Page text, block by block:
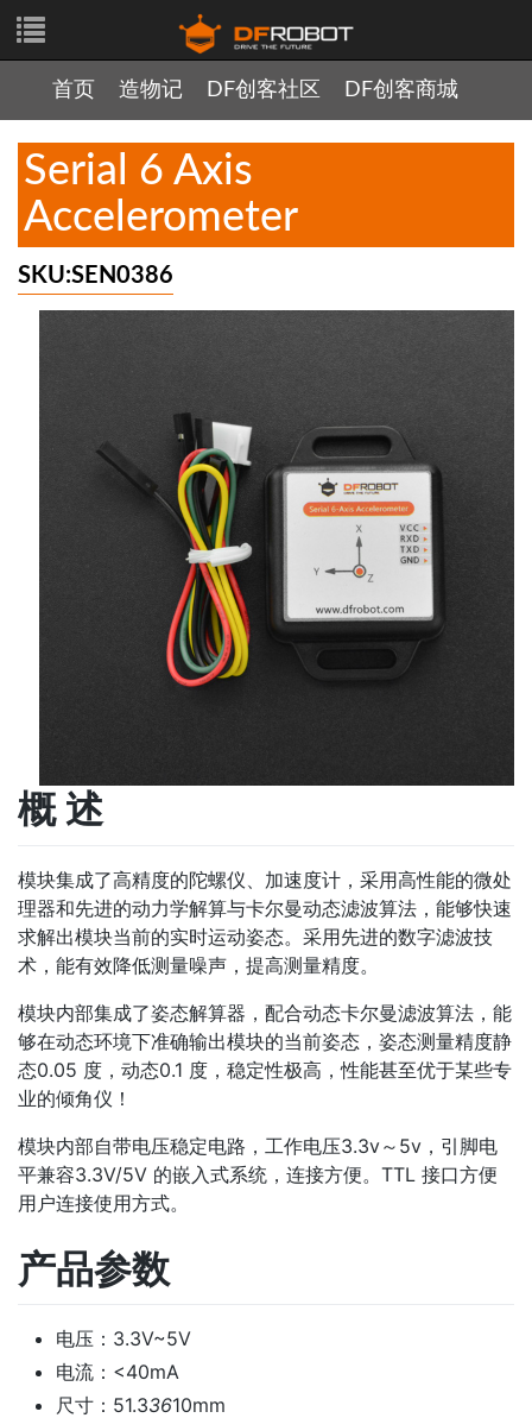
首页 造物记 DF创客社区 DF创客商城
Serial 6 Axis
Accelerometer
SKU:SEN0386
概 述
模块集成了高精度的陀螺仪、加速度计，采用高性能的微处
理器和先进的动力学解算与卡尔曼动态滤波算法，能够快速
求解出模块当前的实时运动姿态。采用先进的数字滤波技
术，能有效降低测量噪声，提高测量精度。
模块内部集成了姿态解算器，配合动态卡尔曼滤波算法，能
够在动态环境下准确输出模块的当前姿态，姿态测量精度静
态0.05 度，动态0.1 度，稳定性极高，性能甚至优于某些专
业的倾角仪！
模块内部自带电压稳定电路，工作电压3.3v～5v，引脚电
平兼容3.3V/5V 的嵌入式系统，连接方便。TTL 接口方便
用户连接使用方式。
产品参数
电压：3.3V~5V
电流：<40mA
尺寸：51.33610mm